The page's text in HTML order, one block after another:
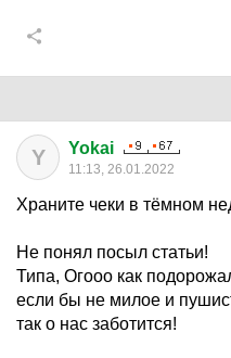
Y Yokai
11:13, 26.01.2022
Храните чеки в тёмном
Не понял посыл статьи!
Типа, Огооо как
если бы не милое и
так о нас заботится!